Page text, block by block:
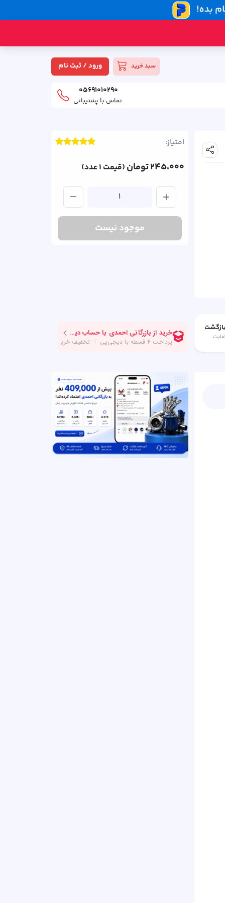
سبد خرید ورود / ثبت نام
05691010290
تماس با پشتیبانی
اشتراک گذاری
امتیاز:
245،000تومان (قیمت 1 عدد)
اضافه کردن
1
کم کردن
موجود نیست